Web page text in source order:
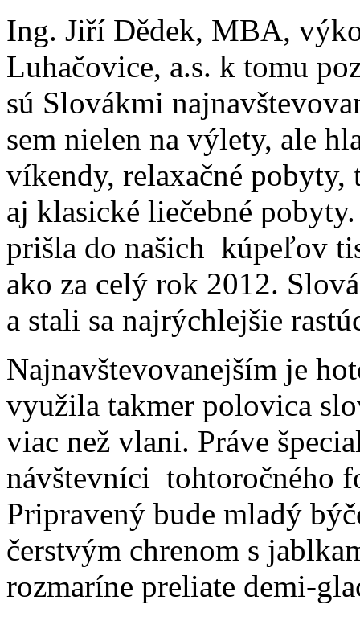
Ing. Jiří Dědek, MBA,
Luhačovice, a.s. k tomu
sú Slovákmi
sem nielen na výlety, ale
víkendy, relaxačné pobyty,
aj klasické liečebné
prišla do našich kúpeľov
ako za celý rok 2012.
a stali sa najrýchlejšie
Najnavštevovanejším je
využila takmer polovica
viac než vlani. Práve
návštevníci tohtoročného
Pripravený bude mladý
čerstvým chrenom s
rozmaríne preliate demi-